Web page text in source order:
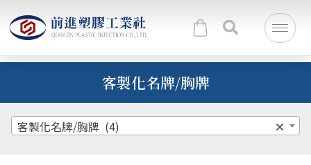
客製化名牌/胸牌
×
客製化名牌/胸牌 (4)